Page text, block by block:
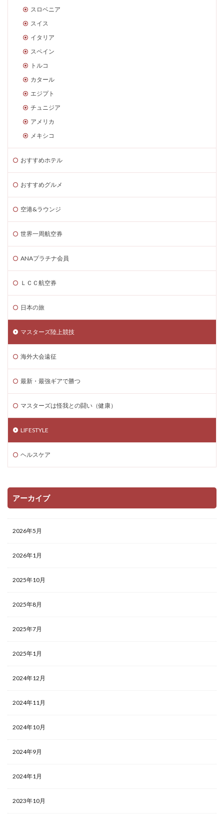
スロベニア
スイス
イタリア
スペイン
トルコ
カタール
エジプト
チュニジア
アメリカ
メキシコ
おすすめホテル
おすすめグルメ
空港&ラウンジ
世界一周航空券
ANAプラチナ会員
ＬＣＣ航空券
日本の旅
マスターズ陸上競技
海外大会遠征
最新・最強ギアで勝つ
マスターズは怪我との闘い（健康）
LIFESTYLE
ヘルスケア
アーカイブ
2026年5月
2026年1月
2025年10月
2025年8月
2025年7月
2025年1月
2024年12月
2024年11月
2024年10月
2024年9月
2024年1月
2023年10月